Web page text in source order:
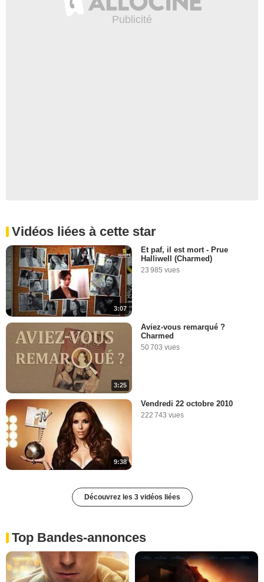
Vidéos liées à cette star
3:07
Et paf, il est mort - Prue
Halliwell (Charmed)
23 985 vues
3:25
Aviez-vous remarqué ?
Charmed
50 703 vues
9:38
Vendredi 22 octobre 2010
222 743 vues
Découvrez les 3 vidéos liées
Top Bandes-annonces